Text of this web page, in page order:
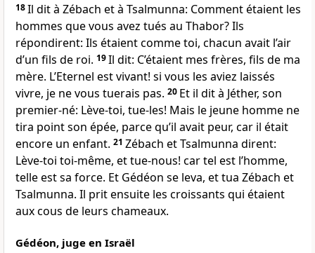
18Il dit à Zébach et à Tsalmunna: Comment étaient les
hommes que vous avez tués au Thabor? Ils
répondirent: Ils étaient comme toi, chacun avait l’air
d’un fils de roi. 19Il dit: C’étaient mes frères, fils de ma
mère. L’Eternel est vivant! si vous les aviez laissés
vivre, je ne vous tuerais pas. 20 Et il dit à Jéther, son
premier-né: Lève-toi, tue-les! Mais le jeune homme ne
tira point son épée, parce qu’il avait peur, car il était
encore un enfant. 21 Zébach et Tsalmunna dirent:
Lève-toi toi-même, et tue-nous! car tel est l’homme,
telle est sa force. Et Gédéon se leva, et tua Zébach et
Tsalmunna. Il prit ensuite les croissants qui étaient
aux cous de leurs chameaux.
Gédéon, juge en Israël